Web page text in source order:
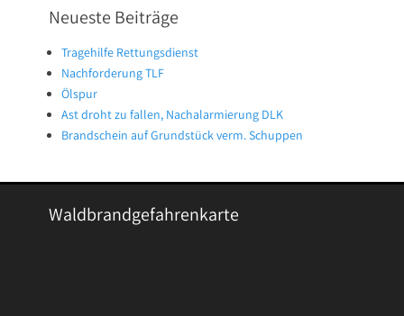
Neueste Beiträge
Tragehilfe Rettungsdienst
Nachforderung TLF
Ölspur
Ast droht zu fallen, Nachalarmierung DLK
Brandschein auf Grundstück verm. Schuppen
Waldbrandgefahrenkarte